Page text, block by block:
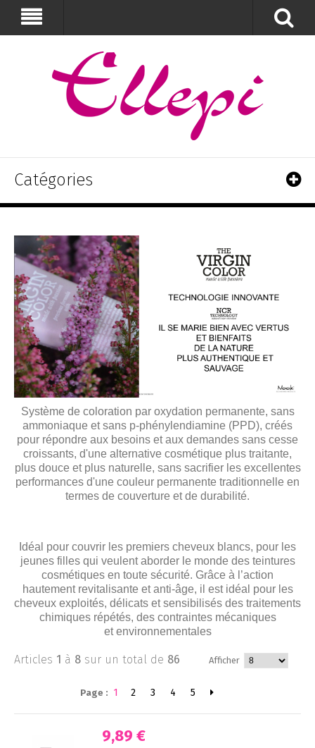
Catégories
Système de coloration par oxydation permanente, sans
ammoniaque et sans p-phénylendiamine (PPD), créés
pour répondre aux besoins et aux demandes sans cesse
croissants, d'une alternative cosmétique plus traitante,
plus douce et plus naturelle, sans sacrifier les excellentes
performances d'une couleur permanente traditionnelle en
termes de couverture et de durabilité.
Idéal pour couvrir les premiers cheveux blancs, pour les
jeunes filles qui veulent aborder le monde des teintures
cosmétiques en toute sécurité. Grâce à l’action
hautement revitalisante et anti-âge, il est idéal pour les
cheveux exploités, délicats et sensibilisés des traitements
chimiques répétés, des contraintes mécaniques
et environnementales
Articles 1 à 8sur un total de 86 Afficher
Page : 1 2 3 4 5
9,89 €